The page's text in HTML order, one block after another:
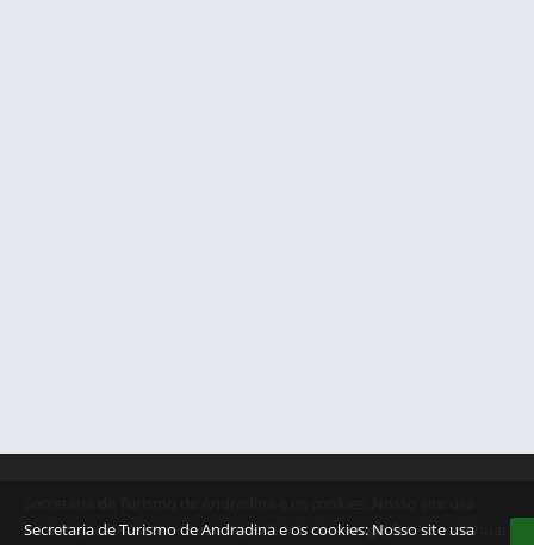
cookies para melhorar a sua experiência de navegação. Ao continuar
Secretaria de Turismo de Andradina e os cookies: Nosso site usa